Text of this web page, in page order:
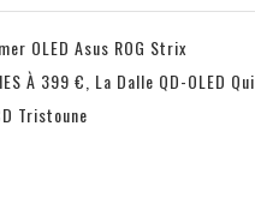
OLED Asus ROG Strix
À 399 €, La Dalle QD-OLED Qui
Tristoune